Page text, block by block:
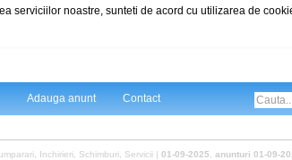
serviciilor noastre, sunteti de acord cu utilizarea de
Adauga anunt Contact
Inchirieri, Schimburi, Servicii | 01-09-2025 anunturi 01-09-